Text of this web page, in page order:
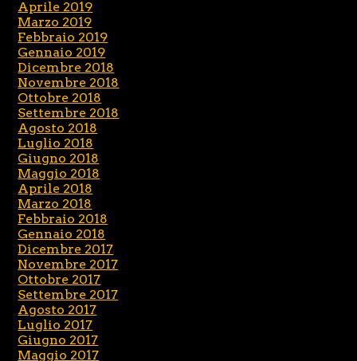
Aprile 2019
Marzo 2019
Febbraio 2019
Gennaio 2019
Dicembre 2018
Novembre 2018
Ottobre 2018
Settembre 2018
Agosto 2018
Luglio 2018
Giugno 2018
Maggio 2018
Aprile 2018
Marzo 2018
Febbraio 2018
Gennaio 2018
Dicembre 2017
Novembre 2017
Ottobre 2017
Settembre 2017
Agosto 2017
Luglio 2017
Giugno 2017
Maggio 2017